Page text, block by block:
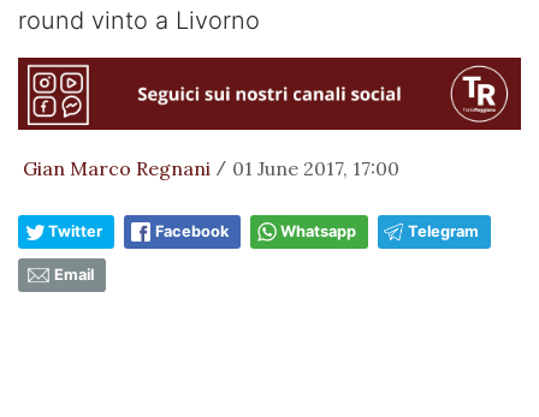
round vinto a Livorno
Gian Marco Regnani / 01 June 2017, 17:00
Twitter Facebook Whatsapp Telegram
Email